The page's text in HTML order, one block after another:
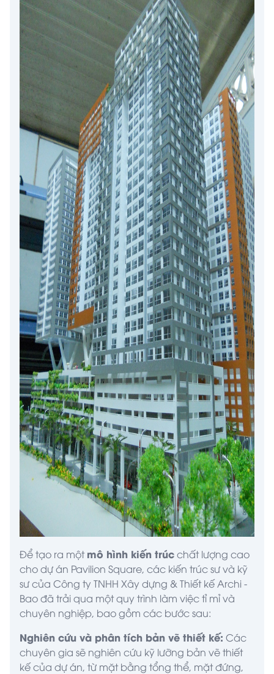
Để tạo ra mộtmô hình kiến trúcchất lượng cao
cho dự án Pavilion Square, các kiến trúc sư và kỹ
sư của Công ty TNHH Xây dựng & Thiết kếArchi -
Baođã trải qua một quy trình làm việc tỉ mỉ và
chuyên nghiệp, bao gồm các bước sau:
Nghiên cứu và phân tích bản vẽ thiết kế: Các
chuyên gia sẽ nghiên cứu kỹ lưỡng bản vẽ thiết
kế của dự án, từ mặt bằng tổng thể, mặt đứng,